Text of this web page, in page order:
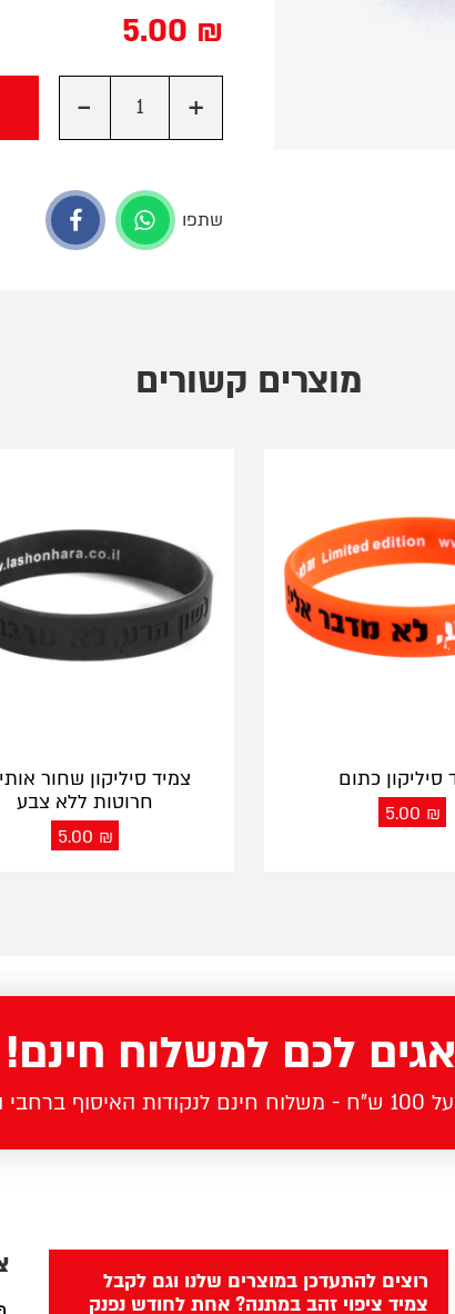
5.00 ₪
+
-
שתפו
מוצרים קשורים
סיליקון כתום
5.00 ₪
צמיד סיליקון שחור
חרוטות ללא צבע
5.00 ₪
לכם למשלוח חינם!
הארץ
רוצים להתעדכן במוצרים שלנו וגם לקבל
צמיד ציפוי זהב במתנה? אחת לחודש נפנק